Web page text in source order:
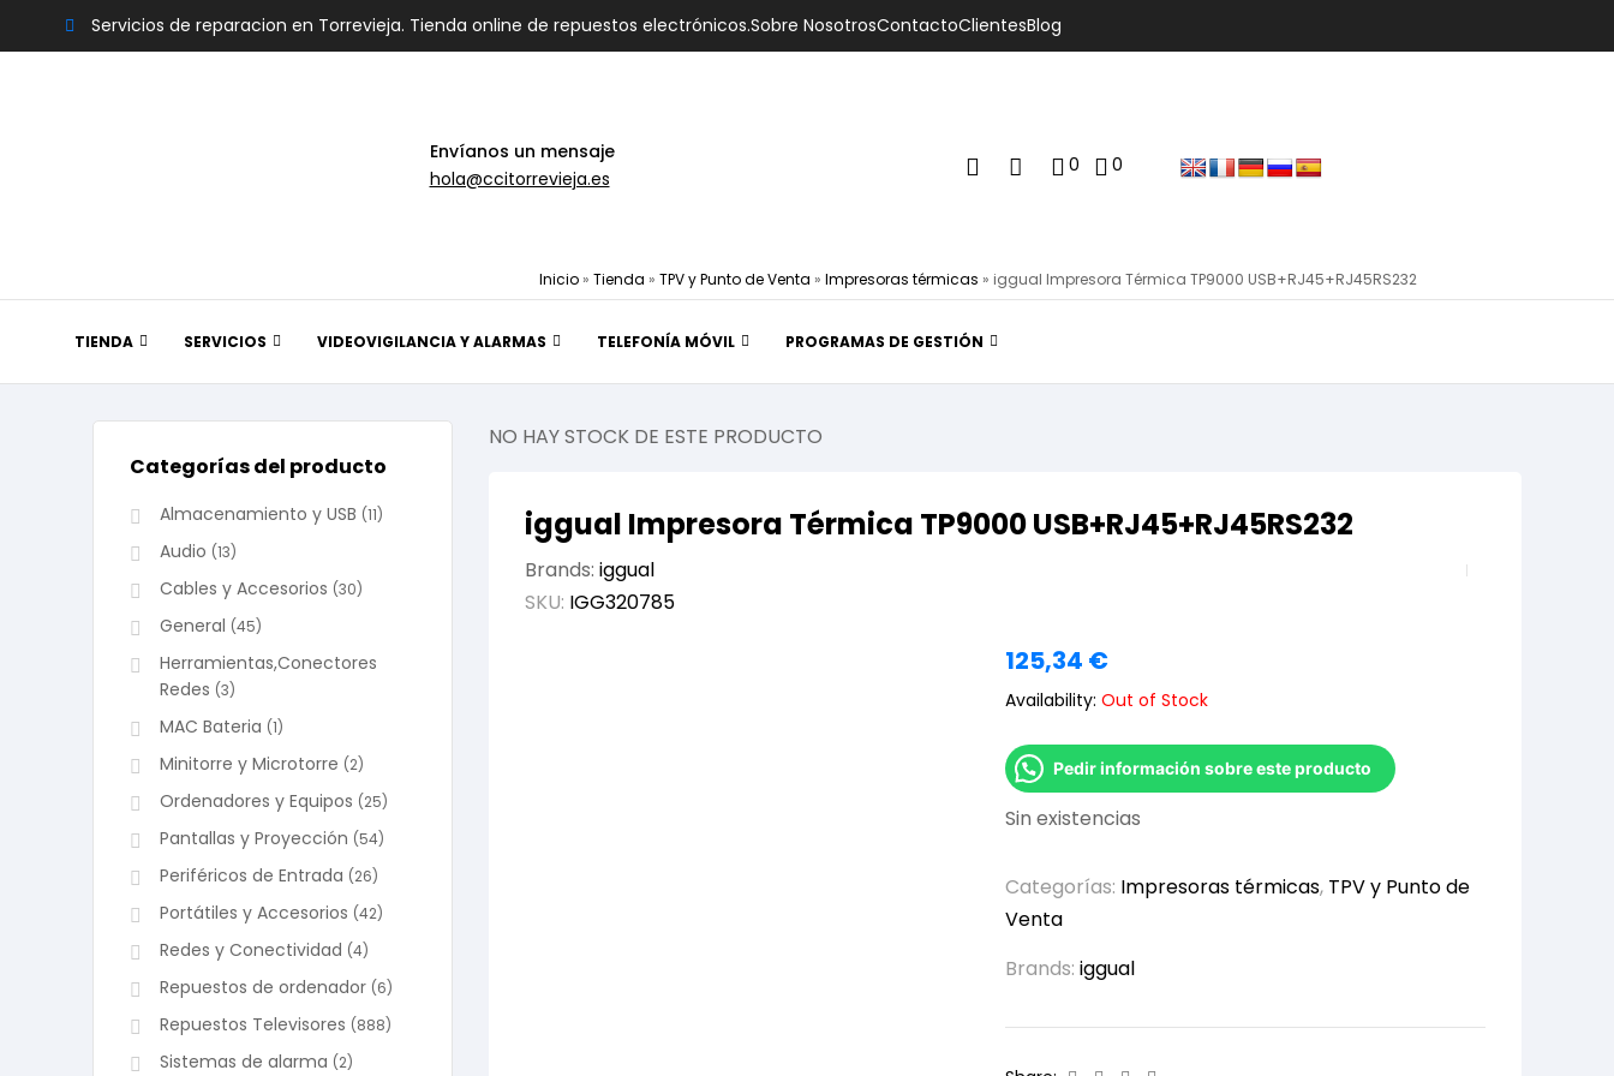
Servicios de reparacion en Torrevieja. Tienda online de repuestos electrónicos.Sobre NosotrosContactoClientesBlog
Envíanos un mensaje
hola@ccitorrevieja.es
0 0
Inicio » Tienda » TPV y Punto de Venta » Impresoras térmicas » iggual Impresora Térmica TP9000 USB+RJ45+RJ45RS232
TIENDA SERVICIOS VIDEOVIGILANCIA Y ALARMAS TELEFONÍA MÓVIL PROGRAMAS DE GESTIÓN
NO HAY STOCK DE ESTE PRODUCTO
iggual Impresora Térmica TP9000 USB+RJ45+RJ45RS232
Brands: iggual
SKU: IGG320785
125,34 €
Availability: Out of Stock
Pedir información sobre este producto
Sin existencias
Categorías: Impresoras térmicas, TPV y Punto de
Venta
Brands: iggual
Categorías del producto
Almacenamiento y USB (11)
Audio (13)
Cables y Accesorios (30)
General (45)
Herramientas,Conectores
Redes (3)
MAC Bateria (1)
Minitorre y Microtorre (2)
Ordenadores y Equipos (25)
Pantallas y Proyección (54)
Periféricos de Entrada (26)
Portátiles y Accesorios (42)
Redes y Conectividad (4)
Repuestos de ordenador (6)
Repuestos Televisores (888)
Sistemas de alarma (2)